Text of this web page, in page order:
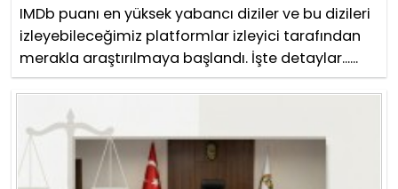
IMDb puanı en yüksek yabancı diziler ve bu dizileri
izleyebileceğimiz platformlar izleyici tarafından
merakla araştırılmaya başlandı. İşte detaylar......